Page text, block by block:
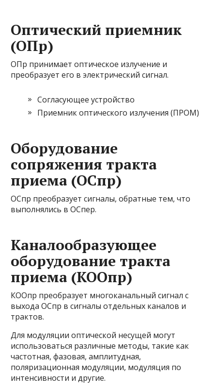
Оптический приемник
(ОПр)
ОПр принимает оптическое излучение и
преобразует его в электрический сигнал.
Согласующее устройство
Приемник оптического излучения (ПРОМ)
Оборудование
сопряжения тракта
приема (ОСпр)
ОСпр преобразует сигналы, обратные тем, что
выполнялись в ОСпер.
Каналообразующее
оборудование тракта
приема (КООпр)
КООпр преобразует многоканальный сигнал с
выхода ОСпр в сигналы отдельных каналов и
трактов.
Для модуляции оптической несущей могут
использоваться различные методы, такие как
частотная, фазовая, амплитудная,
поляризационная модуляции, модуляция по
интенсивности и другие.